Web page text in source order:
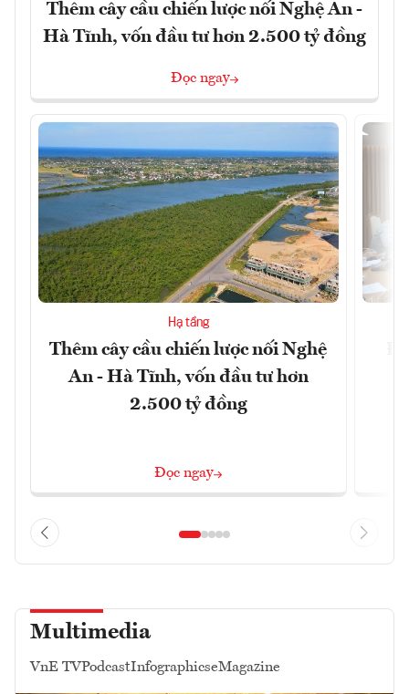
Thêm cây cầu chiến lược nối Nghệ An -
Hà Tĩnh, vốn đầu tư hơn 2.500 tỷ đồng
Đọc ngay
Hạ tầng
Thêm cây cầu chiến lược nối Nghệ
An - Hà Tĩnh, vốn đầu tư hơn
2.500 tỷ đồng
Đọc ngay
Multimedia
VnE TVPodcastInfographicseMagazine